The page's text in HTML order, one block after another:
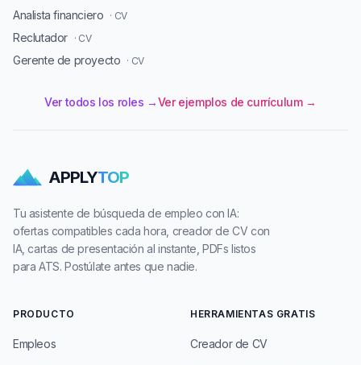
Analista financiero · CV
Reclutador · CV
Gerente de proyecto · CV
Ver todos los roles →Ver ejemplos de currículum →
APPLYTOP
Tu asistente de búsqueda de empleo con IA:
ofertas compatibles cada hora, creador de CV con
IA, cartas de presentación al instante, PDFs listos
para ATS. Postúlate antes que nadie.
PRODUCTO
Empleos
HERRAMIENTAS GRATIS
Creador de CV